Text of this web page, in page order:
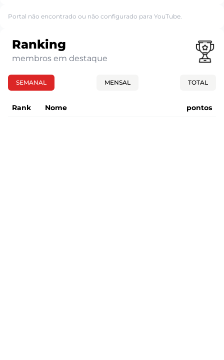
Portal não encontrado ou não configurado para YouTube.
Ranking
membros em destaque
SEMANAL MENSAL TOTAL
Rank Nome pontos